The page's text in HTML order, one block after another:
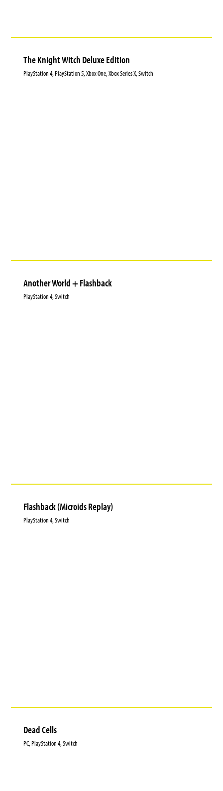
The Knight Witch Deluxe Edition
PlayStation 4, PlayStation 5, Xbox One, Xbox Series X, Switch
Another World + Flashback
PlayStation 4, Switch
Flashback (Microids Replay)
PlayStation 4, Switch
Dead Cells
PC, PlayStation 4, Switch